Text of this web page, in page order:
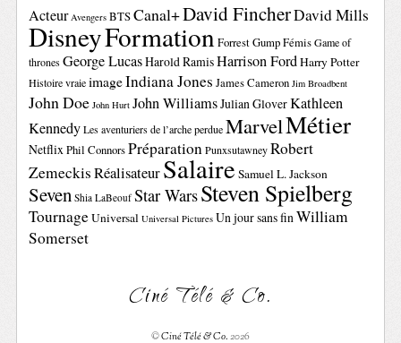
Acteur Avengers BTSCanal+David FincherDavid Mills
DisneyFormationForrest GumpFémis Game of
thrones George LucasHarold RamisHarrison FordHarry Potter
Histoire vraie imageIndiana Jones James Cameron Jim Broadbent
John Doe John Hurt John WilliamsJulian GloverKathleen
Kennedy Les aventuriers de l’arche perdue MarvelMétier
NetflixPhil ConnorsPréparation Punxsutawney Robert
ZemeckisRéalisateurSalaire Samuel L. Jackson
Seven Shia LaBeouf Star WarsSteven Spielberg
TournageUniversal Universal Pictures Un jour sans finWilliam
Somerset
Ciné Télé & Co.
©Ciné Télé & Co.2026